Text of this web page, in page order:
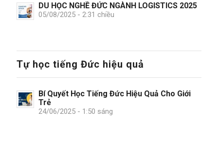
DU HỌC NGHỀ ĐỨC NGÀNH LOGISTICS 2025
05/08/2025 - 2:31 chiều
Tự học tiếng Đức hiệu quả
Bí Quyết Học Tiếng Đức Hiệu Quả Cho Giới
Trẻ
24/06/2025 - 1:50 sáng